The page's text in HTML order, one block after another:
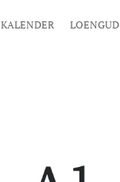
KALENDER LOENGUD